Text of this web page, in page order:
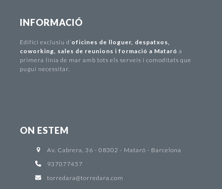
INFORMACIÓ
Edifici exclusiu d ’oficines de lloguer, despatxos
coworking sales de reunions i formació a Mataró a
primera línia de mar amb tots els serveis i comoditats que
pugui necessitar.
ON ESTEM
Av. Cabrera, 36 - 08302 - Mataró - Barcelona
937077457
torredara@torredara.com